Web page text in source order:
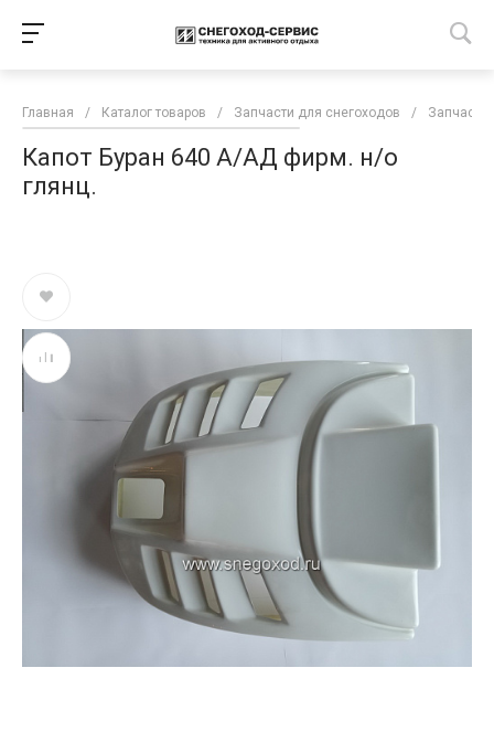
Главная / Каталог товаров / Запчасти для снегоходов / Запчасти
Капот Буран 640 А/АД фирм. н/о
глянц.